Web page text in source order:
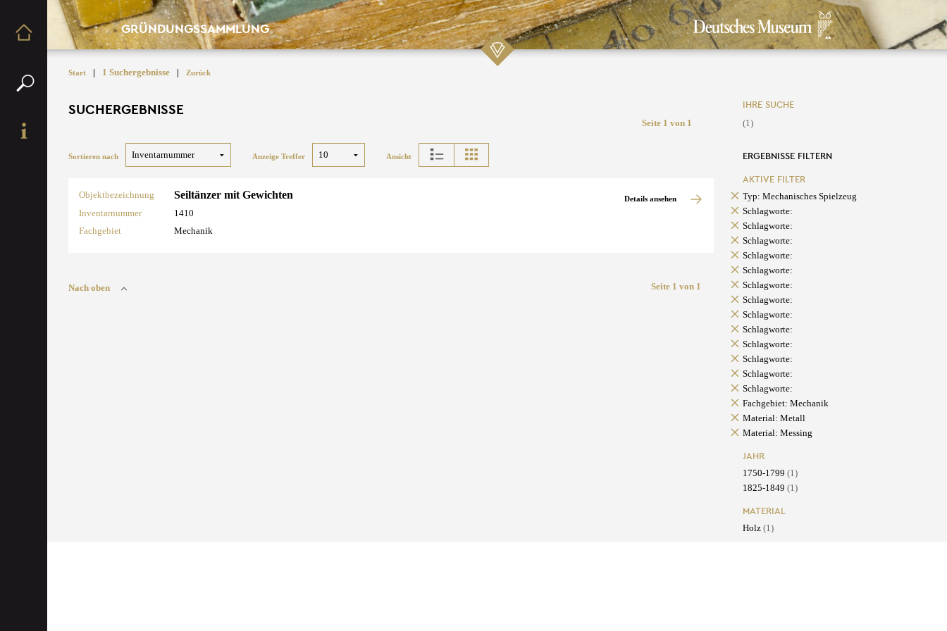
GRÜNDUNGSSAMMLUNG
Start | 1 Suchergebnisse | Zurück
SUCHERGEBNISSE
Seite 1 von 1
Sortieren nach Anzeige Treffer Ansicht
Objektbezeichnung Seiltänzer mit Gewichten
Inventarnummer
1410
Fachgebiet
Mechanik
Details ansehen
Nach oben Seite 1 von 1
IHRE SUCHE
(1)
ERGEBNISSE FILTERN
AKTIVE FILTER
Typ: Mechanisches Spielzeug
Schlagworte:
Schlagworte:
Schlagworte:
Schlagworte:
Schlagworte:
Schlagworte:
Schlagworte:
Schlagworte:
Schlagworte:
Schlagworte:
Schlagworte:
Schlagworte:
Schlagworte:
Fachgebiet: Mechanik
Material: Metall
Material: Messing
JAHR
1750-1799 (1)
1825-1849 (1)
MATERIAL
Holz (1)